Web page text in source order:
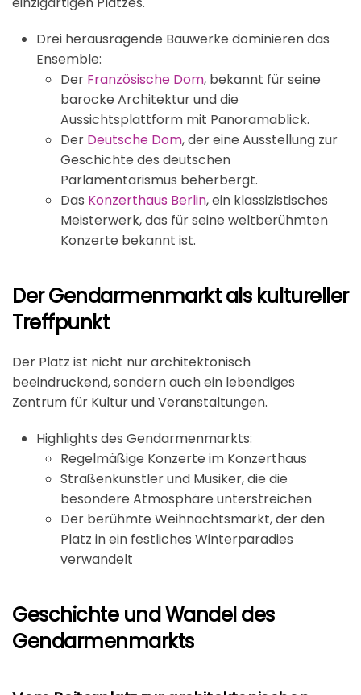
Drei herausragende Bauwerke dominieren das
Ensemble:
Der Französische Dom, bekannt für seine
barocke Architektur und die
Aussichtsplattform mit Panoramablick.
Der Deutsche Dom, der eine Ausstellung zur
Geschichte des deutschen
Parlamentarismus beherbergt.
Das Konzerthaus Berlin, ein klassizistisches
Meisterwerk, das für seine weltberühmten
Konzerte bekannt ist.
Der Gendarmenmarkt als kultureller
Treffpunkt
Der Platz ist nicht nur architektonisch
beeindruckend, sondern auch ein lebendiges
Zentrum für Kultur und Veranstaltungen.
Highlights des Gendarmenmarkts:
Regelmäßige Konzerte im Konzerthaus
Straßenkünstler und Musiker, die die
besondere Atmosphäre unterstreichen
Der berühmte Weihnachtsmarkt, der den
Platz in ein festliches Winterparadies
verwandelt
Geschichte und Wandel des
Gendarmenmarkts